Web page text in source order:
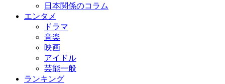
日本関係のコラム
エンタメ
ドラマ
音楽
映画
アイドル
芸能一般
ランキング